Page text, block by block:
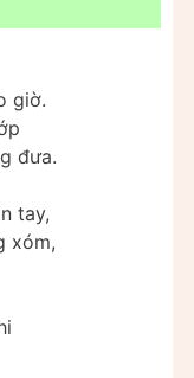
giờ.
đưa.
tay,
xóm,